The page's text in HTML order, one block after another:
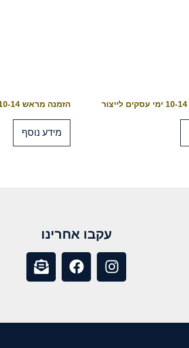
הזמנה מראש 10-14 ימי עסקים לייצור
מידע נוסף
עקבו אחרינו